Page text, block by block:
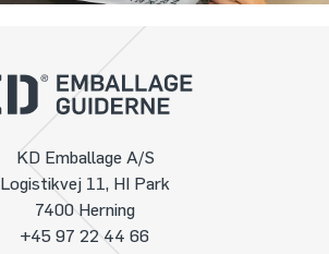
KD Emballage A/S
Logistikvej 11, HI Park
7400 Herning
+45 97 22 44 66